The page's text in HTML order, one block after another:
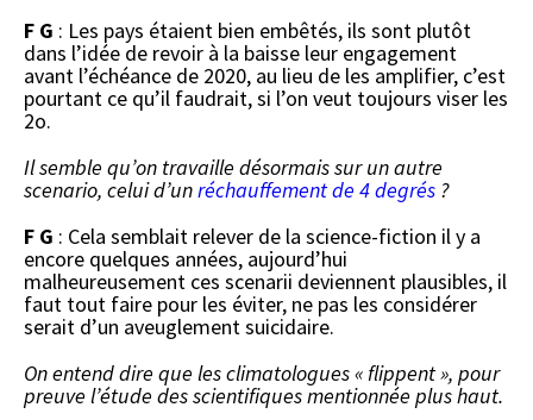
F G : Les pays étaient bien embêtés, ils sont plutôt
dans l’idée de revoir à la baisse leur engagement
avant l’échéance de 2020, au lieu de les amplifier, c’est
pourtant ce qu’il faudrait, si l’on veut toujours viser les
2o.
Il semble qu’on travaille désormais sur un autre
scenario, celui d’unréchauffement de 4 degrés ?
F G : Cela semblait relever de la science-fiction il y a
encore quelques années, aujourd’hui
malheureusement ces scenarii deviennent plausibles, il
faut tout faire pour les éviter, ne pas les considérer
serait d’un aveuglement suicidaire.
On entend dire que les climatologues « flippent », pour
preuve l’étude des scientifiques mentionnée plus haut.